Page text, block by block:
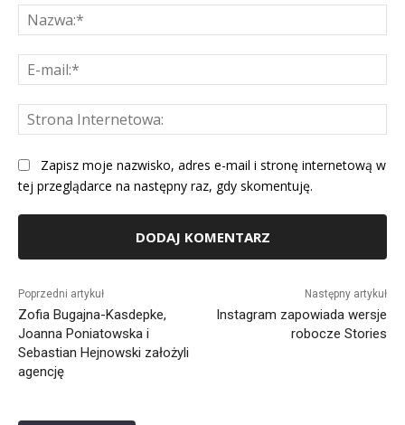
Zapisz moje nazwisko, adres e-mail i stronę internetową w
tej przeglądarce na następny raz, gdy skomentuję.
Poprzedni artykuł
Zofia Bugajna-Kasdepke,
Joanna Poniatowska i
Sebastian Hejnowski założyli
agencję
Następny artykuł
Instagram zapowiada wersje
robocze Stories